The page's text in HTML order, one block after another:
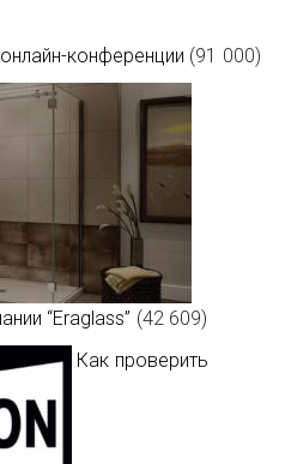
конференции (91 000)
“Eraglass” (42 609)
Как проверить